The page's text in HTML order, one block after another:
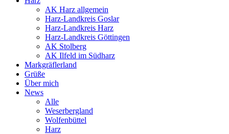
AK Harz allgemein
Harz-Landkreis Goslar
Harz-Landkreis Harz
Harz-Landkreis Göttingen
AK Stolberg
AK Ilfeld im Südharz
Markgräflerland
Grüße
Über mich
News
Alle
Weserbergland
Wolfenbüttel
Harz